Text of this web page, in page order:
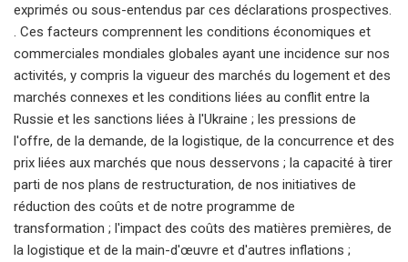
exprimés ou sous-entendus par ces déclarations prospectives.
. Ces facteurs comprennent les conditions économiques et
commerciales mondiales globales ayant une incidence sur nos
activités, y compris la vigueur des marchés du logement et des
marchés connexes et les conditions liées au conflit entre la
Russie et les sanctions liées à l'Ukraine ; les pressions de
l'offre, de la demande, de la logistique, de la concurrence et des
prix liées aux marchés que nous desservons ; la capacité à tirer
parti de nos plans de restructuration, de nos initiatives de
réduction des coûts et de notre programme de
transformation ; l'impact des coûts des matières premières, de
la logistique et de la main-d'œuvre et d'autres inflations ;